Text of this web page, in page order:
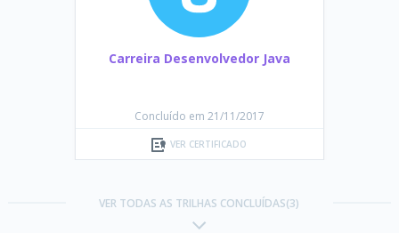
Carreira Desenvolvedor Java
Concluído em 21/11/2017
VER CERTIFICADO
VER TODAS AS TRILHAS CONCLUÍDAS(3)